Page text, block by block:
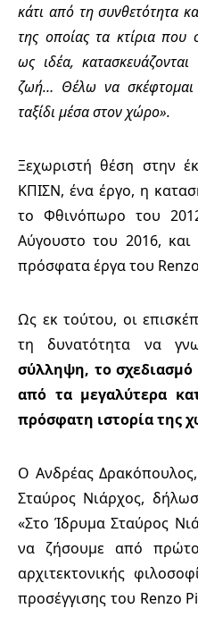
κάτι από τη συνθετότητα
της οποίας τα κτίρια που
ως ιδέα,
ζωή… Θέλω να
ταξίδι μέσα στον χώρο».
Ξεχωριστή θέση στην
ΚΠΙΣΝ, ένα έργο, η
το Φθινόπωρο του
Αύγουστο του 2016,
πρόσφατα έργα του Renzo
Ως εκ τούτου, οι
τη δυνατότητα να
σύλληψη, το
από τα μεγαλύτερα
πρόσφατη ιστορία της
Ο Ανδρέας
Σταύρος Νιάρχος,
«Στο Ίδρυμα Σταύρος
να ζήσουμε από
αρχιτεκτονικής
προσέγγισης του Renzo